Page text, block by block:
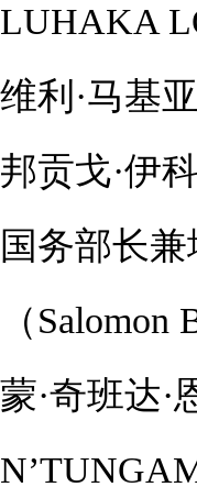
LUHAKA
维利·马基
邦贡戈·伊
国务部长
（
蒙·奇班达·